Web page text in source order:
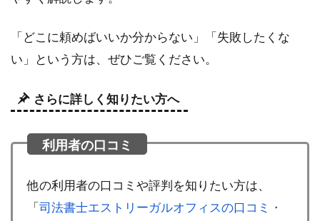
「どこに頼めばいいか分からない」「失敗したくな
い」という方は、ぜひご覧ください。
さらに詳しく知りたい方へ
他の利用者の口コミや評判を知りたい方は、
「司法書士エストリーガルオフィスの口コミ・